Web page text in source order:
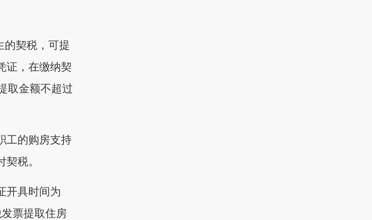
的契税，可提
证，在缴纳契
取金额不超过
工的购房支持
税。
开具时间为
票提取住房